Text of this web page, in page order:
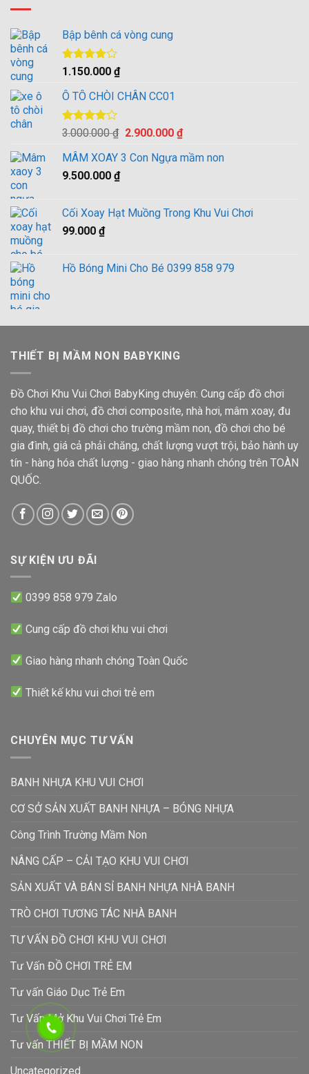
Bập bênh cá vòng cung
Được
4.005
sao
1.150.000 ₫
Ô TÔ CHÒI CHÂN CC01
Được
4.005
sao
3.000.000₫ Giá
là:
2.900.000 ₫Giá
tại
MÂM XOAY 3 Con Ngựa mầm non
9.500.000 ₫
Cối Xoay Hạt Muồng Trong Khu Vui Chơi
99.000 ₫
Hồ Bóng Mini Cho Bé 0399 858 979
THIẾT BỊ MẦM NON BABYKING
Đồ Chơi Khu Vui Chơi BabyKing chuyên: Cung cấp đồ chơi
cho khu vui chơi, đồ chơi composite, nhà hơi, mâm xoay, đu
quay, thiết bị đồ chơi cho trường mầm non, đồ chơi cho bé
gia đình, giá cả phải chăng, chất lượng vượt trội, bảo hành uy
tín - hàng hóa chất lượng - giao hàng nhanh chóng trên TOÀN
QUỐC.
SỰ KIỆN ƯU ĐÃI
0399 858 979 Zalo
Cung cấp đồ chơi khu vui chơi
Giao hàng nhanh chóng Toàn Quốc
Thiết kế khu vui chơi trẻ em
CHUYÊN MỤC TƯ VẤN
BANH NHỰA KHU VUI CHƠI
CƠ SỞ SẢN XUẤT BANH NHỰA – BÓNG NHỰA
Công Trình Trường Mầm Non
NÂNG CẤP – CẢI TẠO KHU VUI CHƠI
SẢN XUẤT VÀ BÁN SỈ BANH NHỰA NHÀ BANH
TRÒ CHƠI TƯƠNG TÁC NHÀ BANH
TƯ VẤN ĐỒ CHƠI KHU VUI CHƠI
Tư Vấn ĐỒ CHƠI TRẺ EM
Tư vấn Giáo Dục Trẻ Em
Tư Vấn Mở Khu Vui Chơi Trẻ Em
Tư vấn THIẾT BỊ MẦM NON
Uncategorized